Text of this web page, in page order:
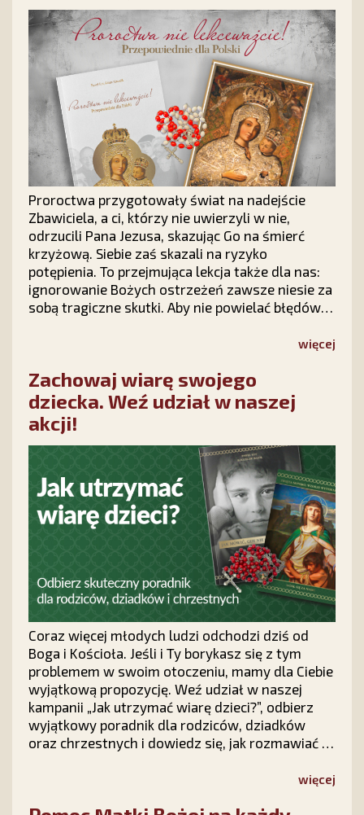
Proroctwa przygotowały świat na nadejście
Zbawiciela, a ci, którzy nie uwierzyli w nie,
odrzucili Pana Jezusa, skazując Go na śmierć
krzyżową. Siebie zaś skazali na ryzyko
potępienia. To przejmująca lekcja także dla nas:
ignorowanie Bożych ostrzeżeń zawsze niesie za
sobą tragiczne skutki. Aby nie powielać błędów
warto sięgnąć po wyjątkową książkę „Proroctwa
więcej
Zachowaj wiarę swojego
dziecka. Weź udział w naszej
akcji!
Coraz więcej młodych ludzi odchodzi dziś od
Boga i Kościoła. Jeśli i Ty borykasz się z tym
problemem w swoim otoczeniu, mamy dla Ciebie
wyjątkową propozycję. Weź udział w naszej
kampanii „Jak utrzymać wiarę dzieci?”, odbierz
wyjątkowy poradnik dla rodziców, dziadków
oraz chrzestnych i dowiedz się, jak rozmawiać z
nie tracić nadziei na ich powrót do Chrystusa.więcej